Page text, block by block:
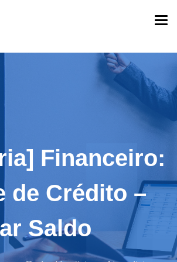
Financeiro:
de Crédito –
Saldo